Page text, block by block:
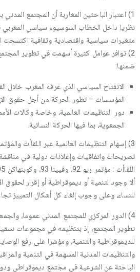
1) اعتبار الباحثين المغاربة أن المجتمع
نظريا داخل الخطاب السوسيوء سياسي المغربي
متغيرات سياسية واقتصادية وثقافية اكتسحت
2) توافر عوامل كثيرة أسهمت في تطوير
ضمنها:
الانفتاح السياسي الذي عرفه المغرب خلال
المؤسسات – تطور الحركة من أجل حقوق
دور التنظيمات العالمية، وخاصة وكالات
الجمعوية، بما فيها الحركة النسائية.
3) إسهام التنظيمات العالمية عبر اللقاأت
تصريحات واتفاقيات وإعلانات دولية في
ألا وجود لتنمية أو ديموقراطية أو إقرار
للنساء، وعلى وجوب إلغاء كل أشكال التمييز
4) الدور المركزي للمجتمع المدني عموما،
تطوير المجتمع، إذ بتنظيمه في مجموعات
للديموقراطية والتنمية، ومؤشرا على رفع
والتنظيمات المدنية المسهمة في التنمية
الباحثة عن الشرعية في مجتمع ديموقراطي